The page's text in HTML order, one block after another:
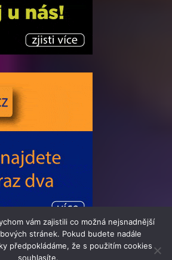
vám zajistili co možná nejsnadnější
stránek. Pokud budete nadále
předpokládáme, že s použitím cookies
souhlasíte.